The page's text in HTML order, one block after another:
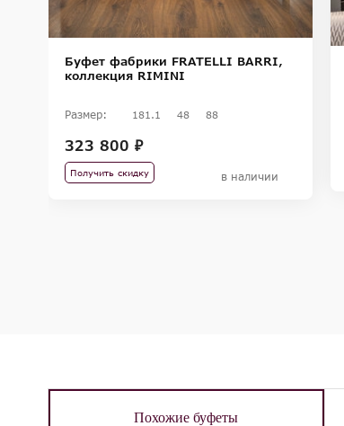
Буфет фабрики FRATELLI BARRI,
коллекция RIMINI
Размер: 181.1 48 88
323 800 ₽
Получить скидку в наличии
Похожие буфеты